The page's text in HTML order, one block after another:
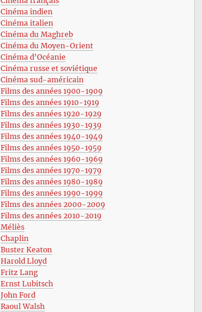
Cinéma indien
Cinéma italien
Cinéma du Maghreb
Cinéma du Moyen-Orient
Cinéma d’Océanie
Cinéma russe et soviétique
Cinéma sud-américain
Films des années 1900-1909
Films des années 1910-1919
Films des années 1920-1929
Films des années 1930-1939
Films des années 1940-1949
Films des années 1950-1959
Films des années 1960-1969
Films des années 1970-1979
Films des années 1980-1989
Films des années 1990-1999
Films des années 2000-2009
Films des années 2010-2019
Méliès
Chaplin
Buster Keaton
Harold Lloyd
Fritz Lang
Ernst Lubitsch
John Ford
Raoul Walsh